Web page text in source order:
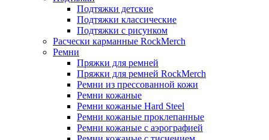
Подтяжки детские
Подтяжки классические
Подтяжки с рисунком
Расчески карманные RockMerch
Ремни
Пряжки для ремней
Пряжки для ремней RockMerch
Ремни из прессованной кожи
Ремни кожаные
Ремни кожаные Hard Steel
Ремни кожаные проклепанные
Ремни кожаные с аэрографией